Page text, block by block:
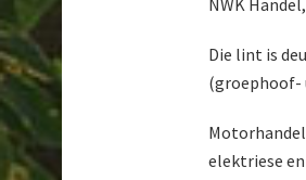
NWK
Die lint is
(groephoof-
elektriese